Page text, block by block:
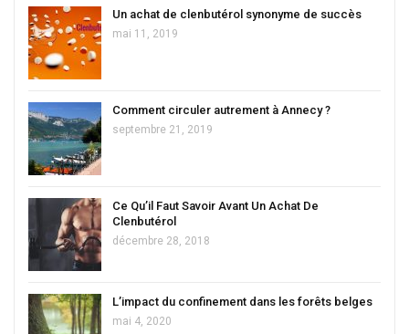
Un achat de clenbutérol synonyme de succès
mai 11, 2019
Comment circuler autrement à Annecy ?
septembre 21, 2019
Ce Qu’il Faut Savoir Avant Un Achat De
Clenbutérol
décembre 28, 2018
L’impact du confinement dans les forêts belges
mai 4, 2020